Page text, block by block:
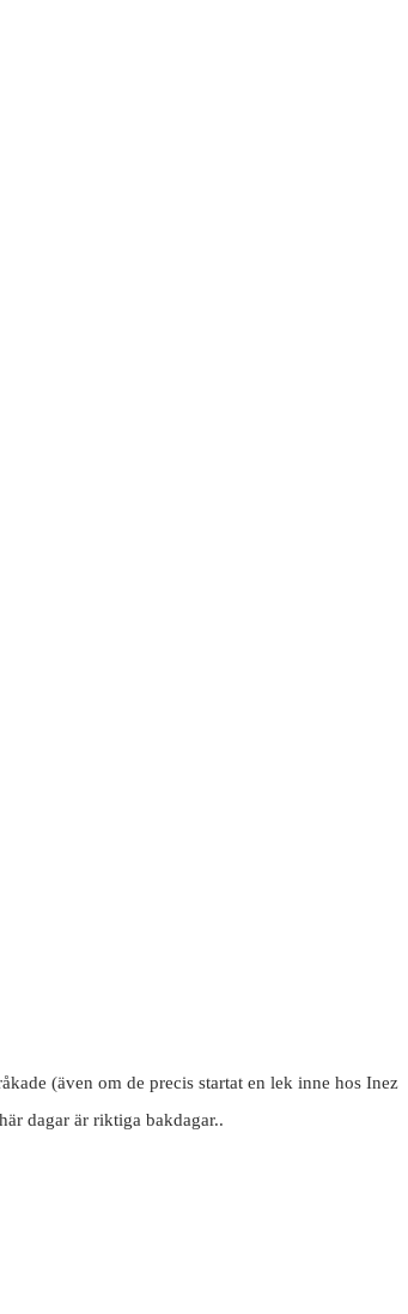
(även om de precis startat en lek inne hos Inez
dagar är riktiga bakdagar..